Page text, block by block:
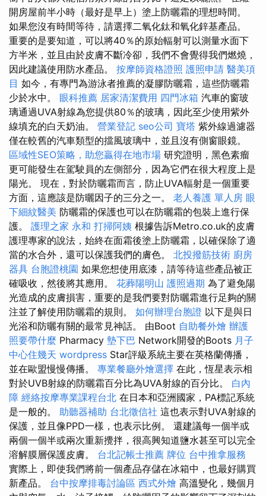
開房屋前半小時（最好是早上）塗上防曬霜的理想時間。
如果您沒有時間等待，請選擇二氧化鈦和氧化鋅基產品。
重要的是要知道，可以將40％的原始輻射可以測量水面下
方半米，並且由於皮膚不斷冷卻，我們不會覺得我們燃燒，
因此建議使用防水產品。 按摩師資格證照 護照申請 醫美項
目 如今，有專門為游泳者推薦的凝膠防曬霜，這些防曬霜
少於水中。 眼科推薦 居家清潔費用 四門冰箱 汽車的窗玻
璃通過UVA射線為您提供80％的玻璃，因此至少使用紫外
線填充的白天奶油。 營業登記 seo公司 寶塔 紫外線過濾器
僅在較舊的汽車類型的擋風玻璃中，並且沒有側窗眼鏡。
區域性SEO策略，助您贏得在地市場 研究證明，黑色素瘤
更可能發生在駕駛員的左側部分，因為它們在很大程度上是
陽光。 現在，對於防曬霜而言，防止UVA輻射是一個重要
方面，這應該是防曬因子的三分之一。 老人養護 單人房 眼
下細紋醫美 防曬霜的保護也可以在防曬霜的包裝上進行保
護。 護理之家 永和 打掃阿姨 根據告訴Metro.co.uk的皮膚
護理專家的說法，始終在面霜後塗上防曬霜，以確保除了適
當的水合外，還可以保護我們的膚色。 北投撥筋技術 廚房
器具 台胞證桃園 如果您想使用底漆，請等待這些產品被正
確吸收，然後將其應用。 花葬陽明山 護照過期 為了避免陽
光造成的皮膚損害，重要的是我們要對防曬霜進行足夠的關
注並了解使用防曬霜的規則。 如何辦理台胞證 以下是與日
光浴和防曬有關的最常見神話。 由Boot 自助餐外燴 辦護
照要帶什麼 Pharmacy 墊下巴 Network開發的Boots 月子
中心住幾天 wordpress Star評級系統主要在英格蘭傳播，
並在歐盟慢慢傳播。 專業餐廳外燴選擇 在此，恆星表示相
對於UVB射線的防曬霜百分比為UVA射線的百分比。 白內
障 經絡按摩專業課程台北 在日本和亞洲國家，PA標記系統
是一般的。 助聽器補助 台北徵信社 這也表示對UVA射線的
保護，並且像PPD一樣，也表示比例。 還建議每一個半或
兩個一個半或兩次重新攪拌，很高興知道鹽水甚至可以完全
溶解膜層保護皮膚。 台北記帳士推薦 牌位 台中推拿服務
實際上，即使我們將前一個產品存儲在冰箱中，也最好購買
新產品。 台中按摩排毒討論區 西式外燴 高溫變化，幾個月